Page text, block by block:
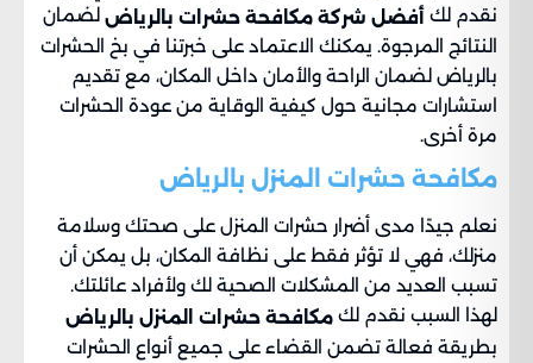
نقدم لك أفضل شركة مكافحة حشرات بالرياض لضمان
النتائج المرجوة. يمكنك الاعتماد على خبرتنا في بخ الحشرات
بالرياض لضمان الراحة والأمان داخل المكان، مع تقديم
استشارات مجانية حول كيفية الوقاية من عودة الحشرات
مرة أخرى.
مكافحة حشرات المنزل بالرياض
نعلم جيدًا مدى أضرار حشرات المنزل على صحتك وسلامة
منزلك، فهي لا تؤثر فقط على نظافة المكان، بل يمكن أن
تسبب العديد من المشكلات الصحية لك ولأفراد عائلتك.
لهذا السبب نقدم لك مكافحة حشرات المنزل بالرياض
بطريقة فعالة تضمن القضاء على جميع أنواع الحشرات